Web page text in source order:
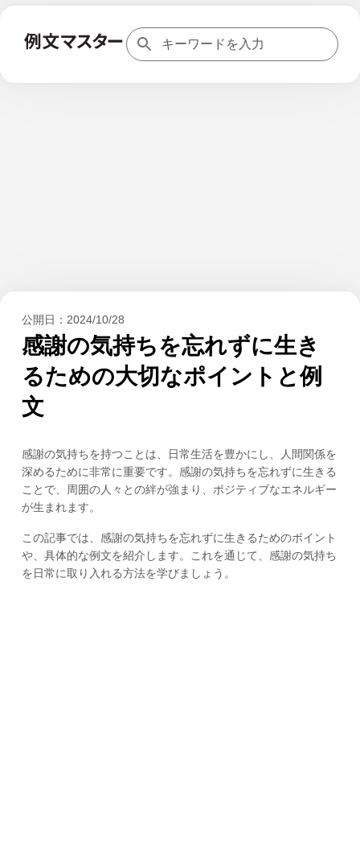
公開日： 2024/10/28
感謝の気持ちを忘れずに生き
るための大切なポイントと例
文
感謝の気持ちを持つことは、日常生活を豊かにし、人間関係を
深めるために非常に重要です。感謝の気持ちを忘れずに生きる
ことで、周囲の人々との絆が強まり、ポジティブなエネルギー
が生まれます。
この記事では、感謝の気持ちを忘れずに生きるためのポイント
や、具体的な例文を紹介します。これを通じて、感謝の気持ち
を日常に取り入れる方法を学びましょう。